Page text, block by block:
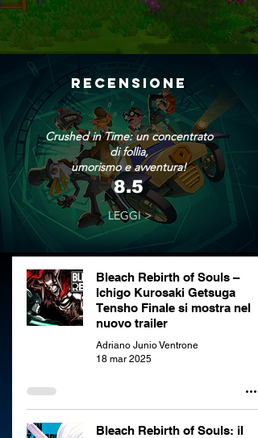
RECENSIONE
Crushed in Time: un concentrato
di follia,
umorismo e avventura!
8.5
LEGGI >
Bleach Rebirth of Souls –
Ichigo Kurosaki Getsuga
Tensho Finale si mostra nel
nuovo trailer
Adriano Junio Ventrone
18 mar 2025
Bleach Rebirth of Souls: il